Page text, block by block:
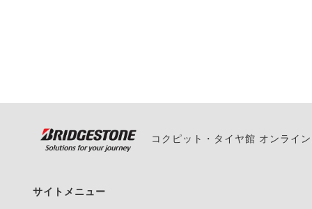
また、やむを得ない
コクピット・タイヤ館 オンライ
サイトメニュー